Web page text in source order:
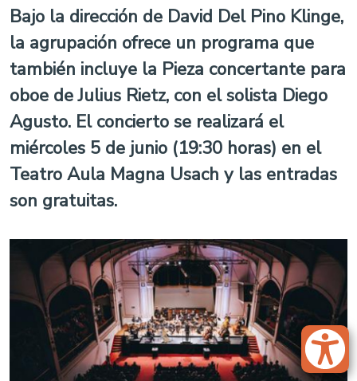
Bajo la dirección de David Del Pino Klinge,
la agrupación ofrece un programa que
también incluye la Pieza concertante para
oboe de Julius Rietz, con el solista Diego
Agusto. El concierto se realizará el
miércoles 5 de junio (19:30 horas) en el
Teatro Aula Magna Usach y las entradas
son gratuitas.